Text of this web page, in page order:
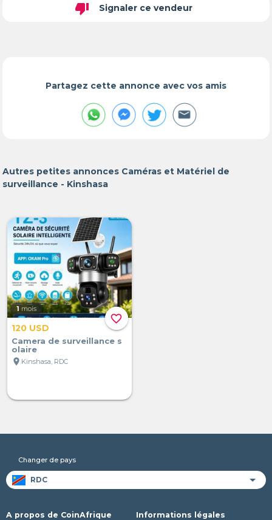
thumb_down Signaler ce vendeur
Partagez cette annonce avec vos amis
Autres petites annonces Caméras et Matériel de
surveillance - Kinshasa
favorite_border
1 mois
120 USD
Camera de surveillance s
olaire
location_on Kinshasa, RDC
Changer de pays
A propos de CoinAfrique Informations légales